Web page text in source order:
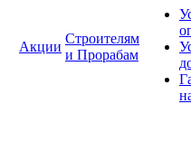
Акции
Строителям
и Прорабам